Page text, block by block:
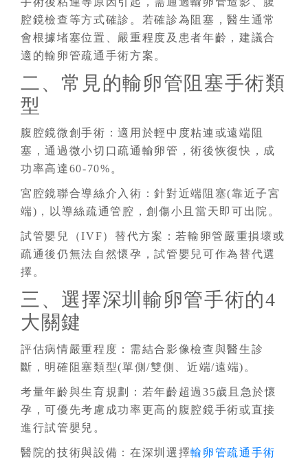
腔鏡檢查等方式確診。若確診為阻塞，醫生通常
會根據堵塞位置、嚴重程度及患者年齡，建議合
適的輸卵管疏通手術方案。
二、常見的輸卵管阻塞手術類
型
腹腔鏡微創手術 ：適用於輕中度粘連或遠端阻
塞，通過微小切口疏通輸卵管，術後恢復快，成
功率高達60-70%。
宮腔鏡聯合導絲介入術 ：針對近端阻塞(靠近子宮
端)，以導絲疏通管腔，創傷小且當天即可出院。
試管嬰兒（IVF）替代方案 ： 若輸卵管嚴重損壞或
疏通後仍無法自然懷孕，試管嬰兒可作為替代選
擇。
三、選擇深圳輸卵管手術的4
大關鍵
評估病情嚴重程度：需結合影像檢查與醫生診
斷，明確阻塞類型(單側/雙側、近端/遠端)。
考量年齡與生育規劃 ： 若年齡超過35歲且急於懷
孕，可優先考慮成功率更高的腹腔鏡手術或直接
進行試管嬰兒。
醫院的技術與設備 ：在深圳選擇輸卵管疏通手術